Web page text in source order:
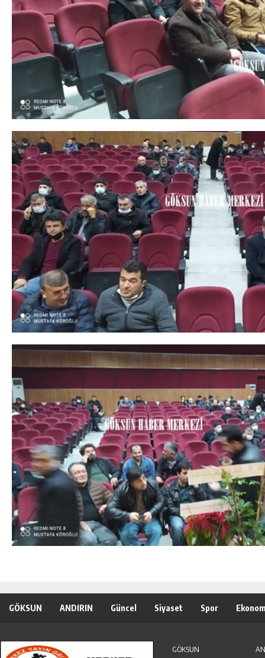
GÖKSUN ANDIRIN Güncel Siyaset Spor
GÖKSUN